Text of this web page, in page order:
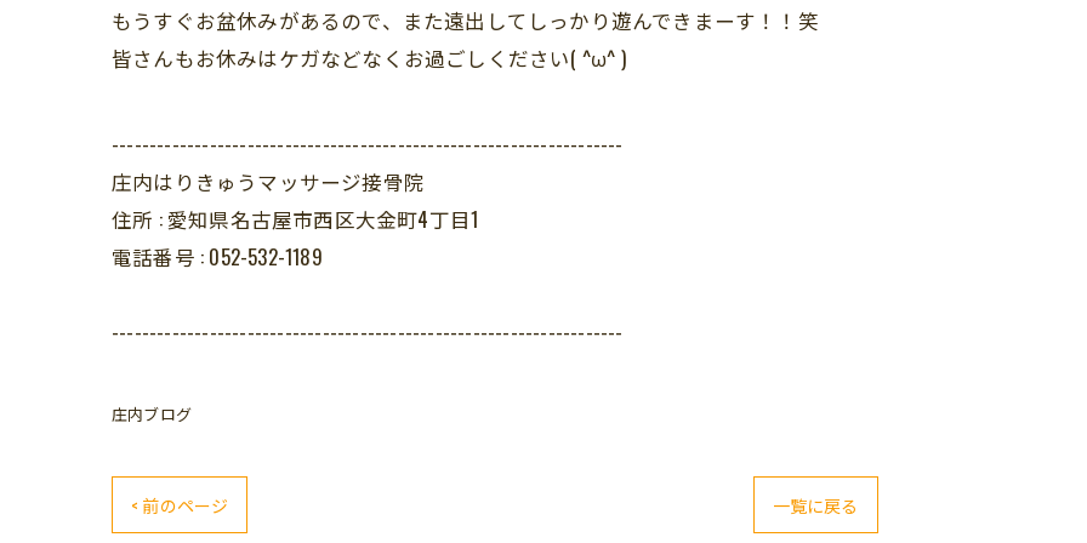
もうすぐお盆休みがあるので、また遠出してしっかり遊んできまーす！！笑
皆さんもお休みはケガなどなくお過ごしください( ^ω^ )
--------------------------------------------------------------------
庄内はりきゅうマッサージ接骨院
住所 : 愛知県名古屋市西区大金町4丁目1
電話番号 : 052-532-1189
--------------------------------------------------------------------
庄内ブログ
< 前のページ 一覧に戻る